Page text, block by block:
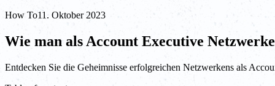
How To11. Oktober 2023
Wie man als Account Executive
Entdecken Sie die Geheimnisse erfolgreichen Netzwerkens als